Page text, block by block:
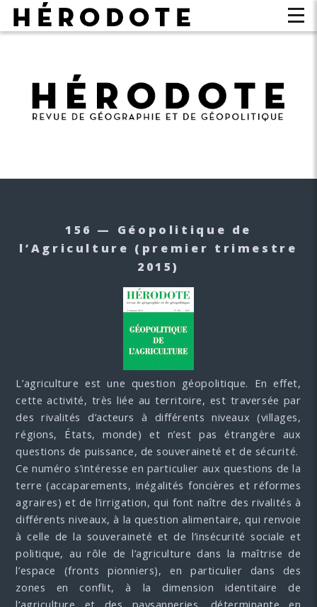
156 — Géopolitique de
l’Agriculture (premier trimestre
2015)
L’agriculture est une question géopolitique. En effet,
cette activité, très liée au territoire, est traversée par
des rivalités d’acteurs à différents niveaux (villages,
régions, États, monde) et n’est pas étrangère aux
questions de puissance, de souveraineté et de sécurité.
Ce numéro s’intéresse en particulier aux questions de la
terre (accaparements, inégalités foncières et réformes
agraires) et de l’irrigation, qui font naître des rivalités à
différents niveaux, à la question alimentaire, qui renvoie
à celle de la souveraineté et de l’insécurité sociale et
politique, au rôle de l’agriculture dans la maîtrise de
l’espace (fronts pionniers), en particulier dans des
zones en conflit, à la dimension identitaire de